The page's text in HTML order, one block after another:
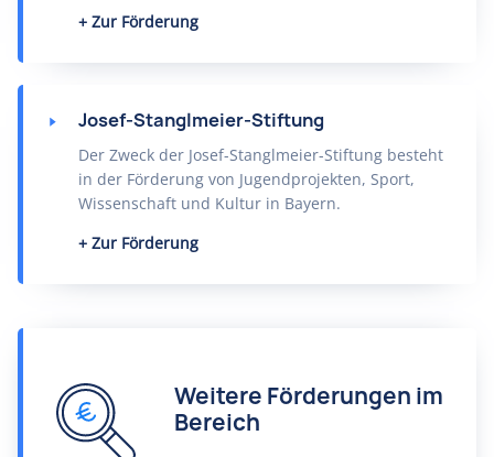
Zur Förderung
Josef-Stanglmeier-Stiftung
Der Zweck der Josef-Stanglmeier-Stiftung besteht
in der Förderung von Jugendprojekten, Sport,
Wissenschaft und Kultur in Bayern.
Zur Förderung
Weitere Förderungen im
Bereich